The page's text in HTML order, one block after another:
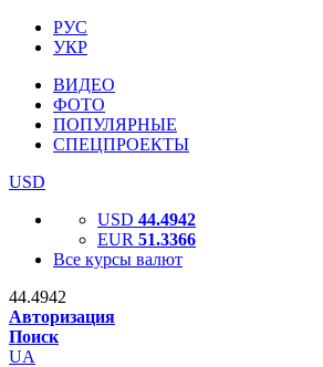
РУС
УКР
ВИДЕО
ФОТО
ПОПУЛЯРНЫЕ
СПЕЦПРОЕКТЫ
USD
USD 44.4942
EUR 51.3366
Все курсы валют
44.4942
Авторизация
Поиск
UA